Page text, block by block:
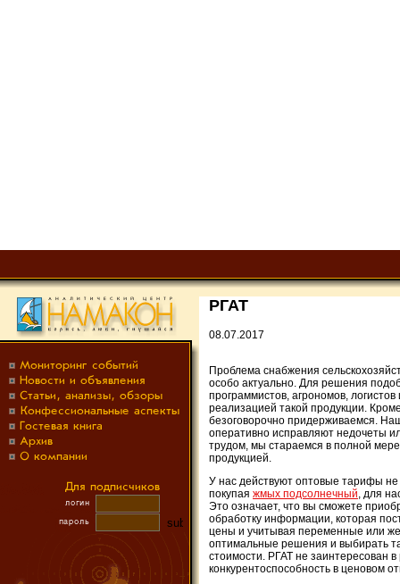
РГАТ
08.07.2017
Проблема снабжения
особо актуально. Для решения
программистов, агрономов,
реализацией такой продукции.
безоговорочно придерживаемся.
оперативно исправляют недочеты
трудом, мы стараемся в полной мере
продукцией.
У нас действуют оптовые тарифы не
покупая жмых подсолнечный, для
Это означает, что вы сможете
обработку информации, которая
цены и учитывая переменные или
оптимальные решения и выбирать
стоимости. РГАТ не заинтересован
конкурентоспособность в ценовом